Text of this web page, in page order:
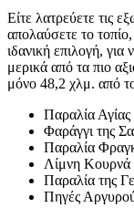
Είτε λατρεύετε τις
απολαύσετε το
ιδανική επιλογή,
μερικά από τα πιο
μόνο 48,2 χλμ. από
Παραλία
Φαράγγι της
Παραλία
Λίμνη Κουρνά
Παραλία της
Πηγές